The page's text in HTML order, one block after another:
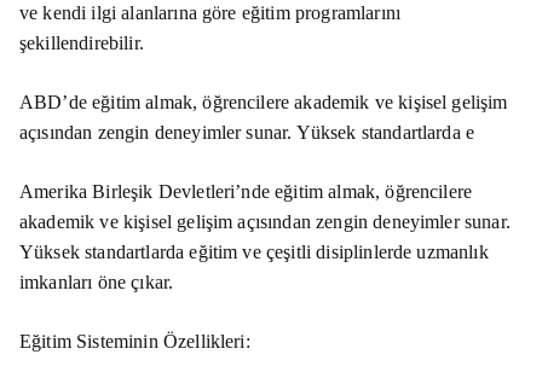
ve kendi ilgi alanlarına göre eğitim programlarını
şekillendirebilir.
ABD’de eğitim almak, öğrencilere akademik ve kişisel gelişim
açısından zengin deneyimler sunar. Yüksek standartlarda e
Amerika Birleşik Devletleri’nde eğitim almak, öğrencilere
akademik ve kişisel gelişim açısından zengin deneyimler sunar.
Yüksek standartlarda eğitim ve çeşitli disiplinlerde uzmanlık
imkanları öne çıkar.
Eğitim Sisteminin Özellikleri: